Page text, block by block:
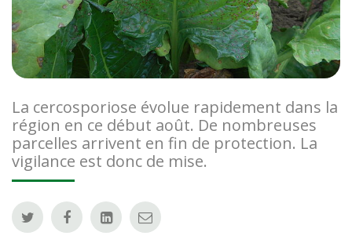
La cercosporiose évolue rapidement dans la
région en ce début août. De nombreuses
parcelles arrivent en fin de protection. La
vigilance est donc de mise.